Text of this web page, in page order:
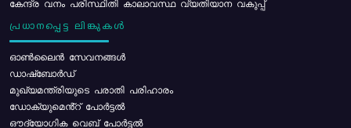
കേന്ദ്ര വനം പരിസ്ഥിതി കാലാവസ്ഥ വ്യതിയാന വകുപ്പ്
പ്രധാനപ്പെട്ട ലിങ്കുകൾ
ഓൺലൈൻ സേവനങ്ങൾ
ഡാഷ്ബോർഡ്
മുഖ്യമന്ത്രിയുടെ പരാതി പരിഹാരം
ഡോക്യുമെൻ്റ് പോർട്ടൽ
ഔദ്യോഗിക വെബ് പോർട്ടൽ